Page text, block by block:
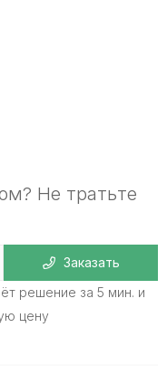
Не тратьте
Заказать
решение за 5 мин. и
цену